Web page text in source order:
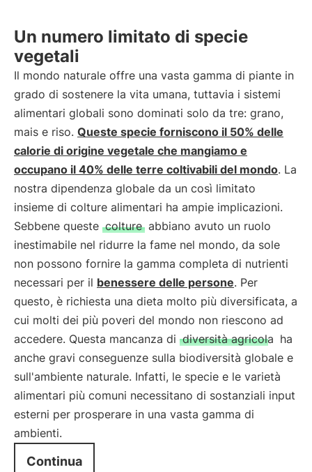
Un numero limitato di specie
vegetali
Il mondo naturale offre una vasta gamma di piante in
grado di sostenere la vita umana, tuttavia i sistemi
alimentari globali sono dominati solo da tre: grano,
mais e riso. Queste specie forniscono il 50% delle
calorie di origine vegetale che mangiamo e
occupano il 40% delle terre coltivabili del mondo. La
nostra dipendenza globale da un così limitato
insieme di colture alimentari ha ampie implicazioni.
Sebbene queste colture abbiano avuto un ruolo
inestimabile nel ridurre la fame nel mondo, da sole
non possono fornire la gamma completa di nutrienti
necessari per il benessere delle persone. Per
questo, è richiesta una dieta molto più diversificata, a
cui molti dei più poveri del mondo non riescono ad
accedere. Questa mancanza di diversità agricola ha
anche gravi conseguenze sulla biodiversità globale e
sull'ambiente naturale. Infatti, le specie e le varietà
alimentari più comuni necessitano di sostanziali input
esterni per prosperare in una vasta gamma di
ambienti.
Continua